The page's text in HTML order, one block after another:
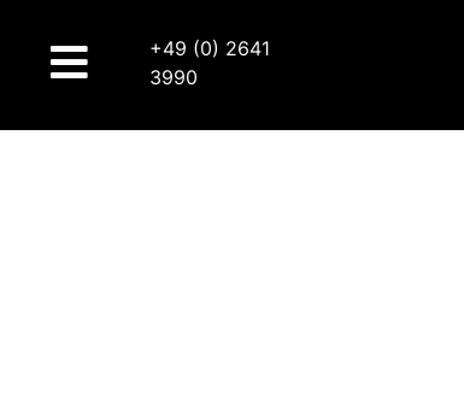
+49 (0) 2641
3990